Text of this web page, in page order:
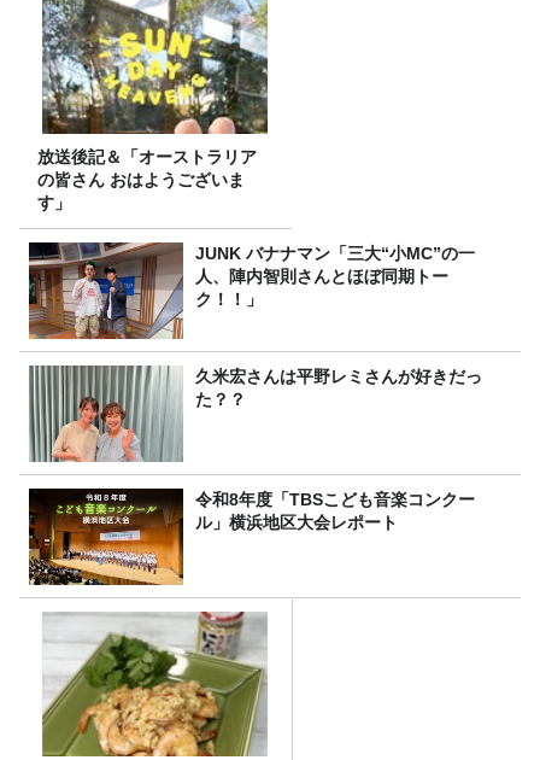
放送後記＆「オーストラリア
の皆さん おはようございま
す」
JUNK バナナマン「三大“小MC”の一
人、陣内智則さんとほぼ同期トー
ク！！」
久米宏さんは平野レミさんが好きだっ
た？？
令和8年度「TBSこども音楽コンクー
ル」横浜地区大会レポート